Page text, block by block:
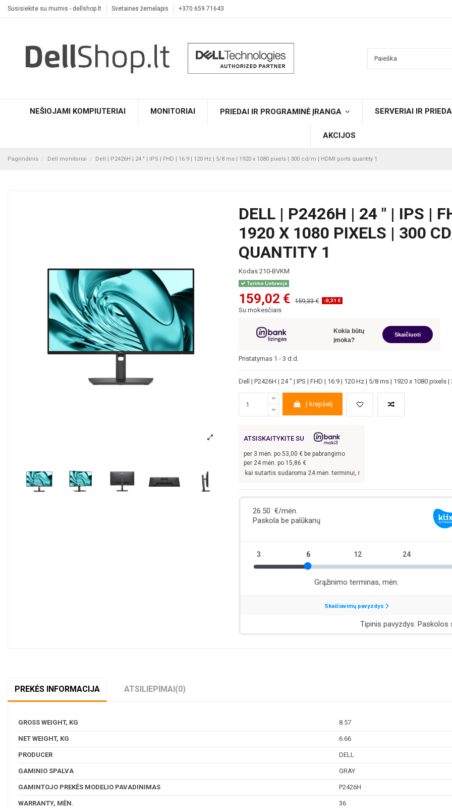
Susisiekite su mumis - dellshop.lt Svetainės žemėlapis +370 659 71643
NEŠIOJAMI KOMPIUTERIAI MONITORIAI PRIEDAI IR PROGRAMINĖ ĮRANGA SERVERIAI IR PRIEDAI
AKCIJOS
Pagrindinis Dell monitoriai Dell | P2426H | 24 " | IPS | FHD | 16:9 | 120 Hz | 5/8 ms | 1920 x 1080 pixels | 300 cd/m | HDMI ports quantity 1
DELL | P2426H | 24 " | IPS |
1920 X 1080 PIXELS | 300
QUANTITY 1
Kodas 210-BVKM
Turime Lietuvoje
159,02 € 159,33 € -0,31 €
Su mokesčiais
Kokia būtų
įmoka?
Skaičiuoti
Pristatymas 1 - 3 d.d.
Dell | P2426H | 24 " | IPS | FHD | 16:9 | 120 Hz | 5/8 ms | 1920 x 1080
Į krepšelį
ATSISKAITYKITE SU
per 3 mėn. po 53,00 € be pabrangimo
per 24 mėn. po 15,86 €
Pavyzdžiui, skolinantis
300,00 €, kai sutartis sudaroma 24 mėn. terminui, metinė palūkanų norma –
PREKĖS INFORMACIJA ATSILIEPIMAI(0)
GROSS WEIGHT, KG 8.57
NET WEIGHT, KG 6.66
PRODUCER DELL
GAMINIO SPALVA GRAY
GAMINTOJO PREKĖS MODELIO PAVADINIMAS P2426H
WARRANTY, MĖN. 36